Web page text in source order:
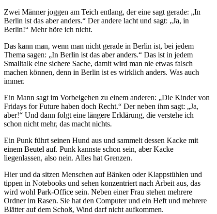
Zwei Männer joggen am Teich entlang, der eine sagt gerade: „In
Berlin ist das aber anders.“ Der andere lacht und sagt: „Ja, in
Berlin!“ Mehr höre ich nicht.
Das kann man, wenn man nicht gerade in Berlin ist, bei jedem
Thema sagen: „In Berlin ist das aber anders.“ Das ist in jedem
Smalltalk eine sichere Sache, damit wird man nie etwas falsch
machen können, denn in Berlin ist es wirklich anders. Was auch
immer.
Ein Mann sagt im Vorbeigehen zu einem anderen: „Die Kinder von
Fridays for Future haben doch Recht.“ Der neben ihm sagt: „Ja,
aber!“ Und dann folgt eine längere Erklärung, die verstehe ich
schon nicht mehr, das macht nichts.
Ein Punk führt seinen Hund aus und sammelt dessen Kacke mit
einem Beutel auf. Punk kannste schon sein, aber Kacke
liegenlassen, also nein. Alles hat Grenzen.
Hier und da sitzen Menschen auf Bänken oder Klappstühlen und
tippen in Notebooks und sehen konzentriert nach Arbeit aus, das
wird wohl Park-Office sein. Neben einer Frau stehen mehrere
Ordner im Rasen. Sie hat den Computer und ein Heft und mehrere
Blätter auf dem Schoß, Wind darf nicht aufkommen.